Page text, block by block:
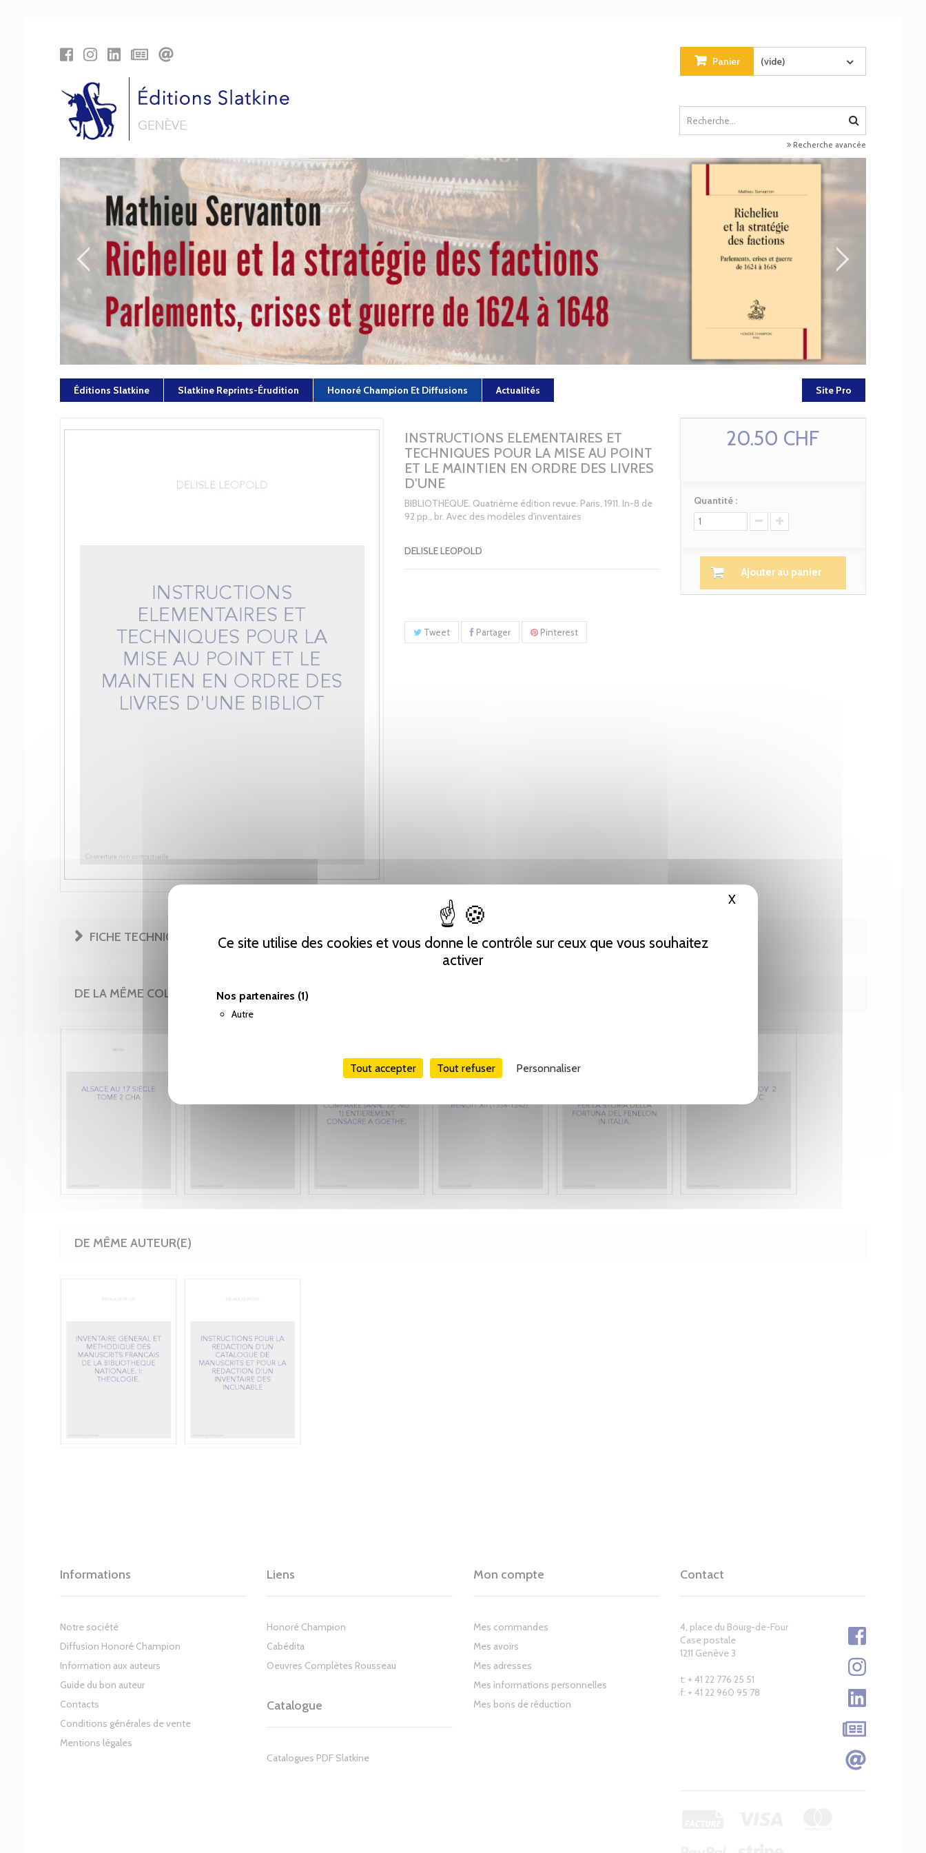
Ce site utilise des cookies et vous donne le contrôle sur ceux que vous souhaitez
activer
Nos partenaires (1)
Autre
Tout accepter Tout refuser Personnaliser
X Masquer le bandeau des cookies
Panier (vide)
Recherche avancée
Éditions Slatkine Slatkine Reprints-Érudition Honoré Champion Et Diffusions Actualités Site Pro
INSTRUCTIONS ELEMENTAIRES ET
TECHNIQUES POUR LA MISE AU POINT
ET LE MAINTIEN EN ORDRE DES LIVRES
D'UNE
BIBLIOTHEQUE. Quatrième édition revue. Paris, 1911. In-8 de
92 pp., br. Avec des modèles d'inventaires
DELISLE LEOPOLD
Tweet Partager Pinterest
20.50 CHF
Quantité :
Ajouter au panier
FICHE TECHNIQUE
DE LA MÊME COLLECTION
DE MÊME AUTEUR(E)
Informations
Notre société
Diffusion Honoré Champion
Information aux auteurs
Guide du bon auteur
Contacts
Conditions générales de vente
Mentions légales
Liens
Honoré Champion
Cabédita
Oeuvres Complètes Rousseau
Catalogue
Catalogues PDF Slatkine
Mon compte
Mes commandes
Mes avoirs
Mes adresses
Mes informations personnelles
Mes bons de réduction
Contact
4, place du Bourg-de-Four
Case postale
1211 Genève 3
t: + 41 22 776 25 51
f: + 41 22 960 95 78